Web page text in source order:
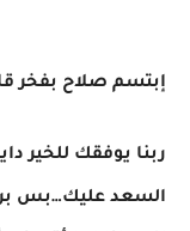
إبتسم صلاح بفخر
ربنا يوفقك للخير
السعد عليك…بس